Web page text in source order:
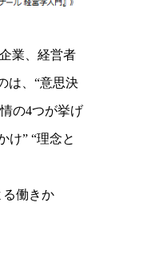
業、経営者
は、“意思決
の4つが挙げ
け” “理念と
る働きか